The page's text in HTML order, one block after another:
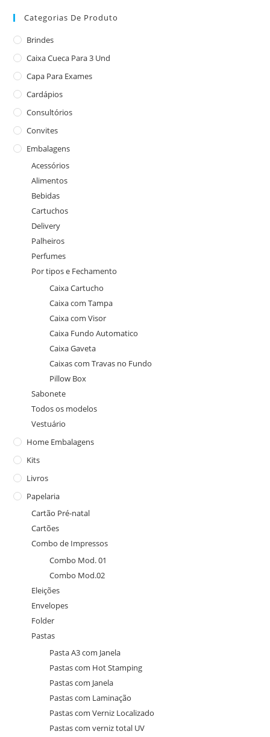
Categorias De Produto
Brindes
Caixa Cueca Para 3 Und
Capa Para Exames
Cardápios
Consultórios
Convites
Embalagens
Acessórios
Alimentos
Bebidas
Cartuchos
Delivery
Palheiros
Perfumes
Por tipos e Fechamento
Caixa Cartucho
Caixa com Tampa
Caixa com Visor
Caixa Fundo Automatico
Caixa Gaveta
Caixas com Travas no Fundo
Pillow Box
Sabonete
Todos os modelos
Vestuário
Home Embalagens
Kits
Livros
Papelaria
Cartão Pré-natal
Cartões
Combo de Impressos
Combo Mod. 01
Combo Mod.02
Eleições
Envelopes
Folder
Pastas
Pasta A3 com Janela
Pastas com Hot Stamping
Pastas com Janela
Pastas com Laminação
Pastas com Verniz Localizado
Pastas com verniz total UV